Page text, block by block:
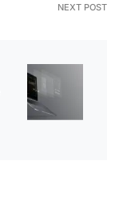
NEXT POST